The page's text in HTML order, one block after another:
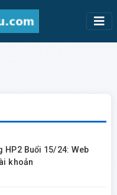
HP2 Buổi 15/24: Web
khoản